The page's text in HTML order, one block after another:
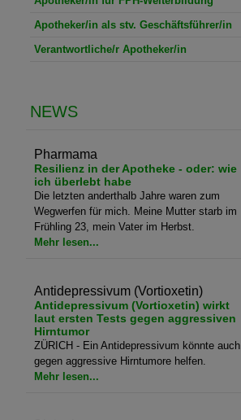
Apotheker/in als stv. Geschäftsführer/in
Verantwortliche/r Apotheker/in
NEWS
Pharmama
Resilienz in der Apotheke - oder: wie
ich überlebt habe
Die letzten anderthalb Jahre waren zum
Wegwerfen für mich. Meine Mutter starb im
Frühling 23, mein Vater im Herbst.
Mehr lesen...
Antidepressivum (Vortioxetin)
Antidepressivum (Vortioxetin) wirkt
laut ersten Tests gegen aggressiven
Hirntumor
ZÜRICH - Ein Antidepressivum könnte auch
gegen aggressive Hirntumore helfen.
Mehr lesen...